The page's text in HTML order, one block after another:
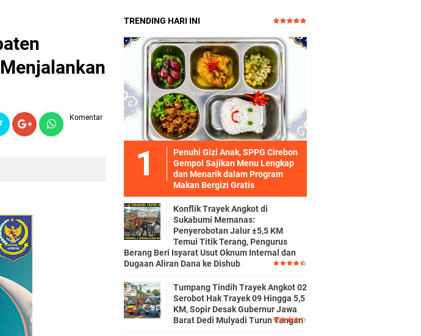
Komentar
TRENDING HARI INI
Penuhi Gizi Anak, SPPG Cirebon
Gempol Sajikan Menu Lengkap
dan Menarik dalam Program
Makan Bergizi Gratis
Konflik Trayek Angkot di
Sukabumi Memanas:
Penyerobotan Jalur ±5,5 KM
Temui Titik Terang, Pengurus
Berang Beri Isyarat Usut Oknum Internal dan
Dugaan Aliran Dana ke Dishub
Tumpang Tindih Trayek Angkot 02
Serobot Hak Trayek 09 Hingga 5,5
KM, Sopir Desak Gubernur Jawa
Barat Dedi Mulyadi Turun Tangan